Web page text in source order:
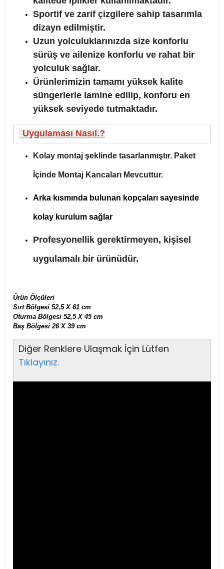
Sportif ve zarif çizgilere sahip tasarımla
dizayn edilmiştir.
Uzun yolculuklarınızda size konforlu
sürüş ve ailenize konforlu ve rahat bir
yolculuk sağlar.
Ürünlerimizin tamamı yüksek kalite
süngerlerle lamine edilip, konforu en
yüksek seviyede tutmaktadır.
Uygulaması Nasıl.?
Kolay montaj şeklinde tasarlanmıştır. Paket
İçinde Montaj Kancaları Mevcuttur.
Arka kısmında bulunan kopçaları sayesinde
kolay kurulum sağlar
Profesyonellik gerektirmeyen, kişisel
uygulamalı bir ürünüdür.
Ürün Ölçüleri
Sırt Bölgesi 52,5 X 61 cm
Oturma Bölgesi 52,5 X 45 cm
Baş Bölgesi 26 X 39 cm
Diğer Renklere Ulaşmak İçin Lütfen
Tıklayınız.